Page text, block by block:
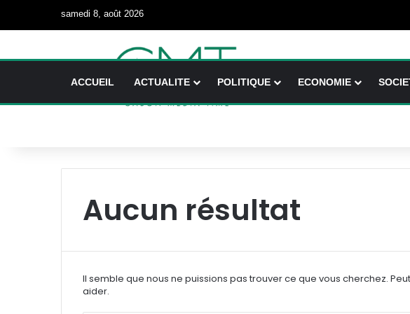
samedi 8, août 2026
ACCUEIL ACTUALITE POLITIQUE ECONOMIE
Aucun résultat
Il semble que nous ne puissions pas trouver ce que vous cherchez.
aider.